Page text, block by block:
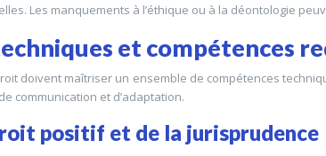
Les manquements à l’éthique ou à la déontologie
et compétences
doivent maîtriser un ensemble de compétences
communication et d’adaptation.
positif et de la jurisprudence